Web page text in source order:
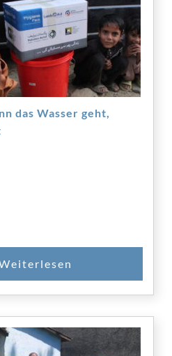
das Wasser geht,